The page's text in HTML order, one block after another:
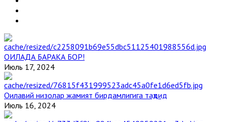
ОИЛАДА БАРАКА БОР!
Июль 17, 2024
Оилавий низолар жамият бирдамлигига таҳдид
Июль 16, 2024